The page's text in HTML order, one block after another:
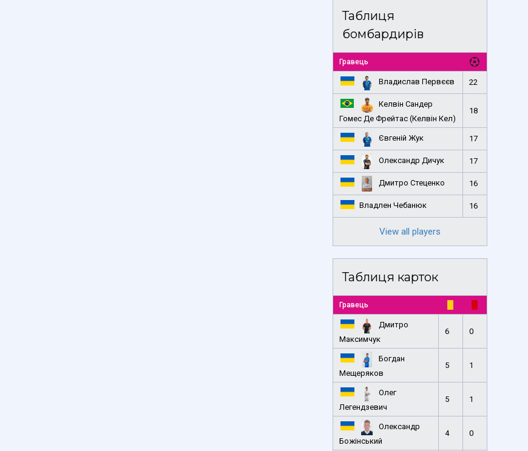
Таблиця
бомбардирів
Гравець
Владислав Первєєв 22
Келвін Сандер
Гомес Де Фрейтас (Келвін Кел)
18
Євгеній Жук 17
Олександр Дичук 17
Дмитро Стеценко 16
Владлен Чебанюк 16
View all players
Таблиця карток
Гравець
Дмитро
Максимчук
6 0
Богдан
Мещеряков
5 1
Олег
Легендзевич
5 1
Олександр
Божінський
4 0